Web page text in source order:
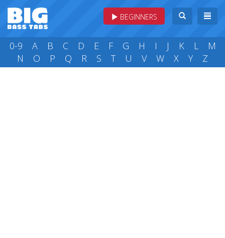
BEGINNERS
0-9 A B C D E F G H I J K L
M
N
O P Q R S T U V W X Y Z